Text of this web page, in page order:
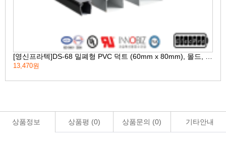
[영신프라텍]DS-68 밀폐형 PVC 덕트 (60mm x 80mm), 몰드, duct, 배선용 덕트, 회색, 백색
13,470원
상품정보 상품평 (0) 상품문의 (0) 기타안내